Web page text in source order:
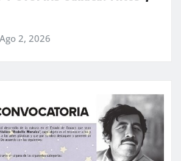
Ago 2, 2026